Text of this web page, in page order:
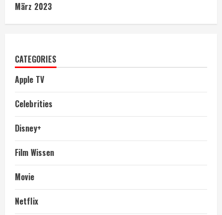
März 2023
CATEGORIES
Apple TV
Celebrities
Disney+
Film Wissen
Movie
Netflix